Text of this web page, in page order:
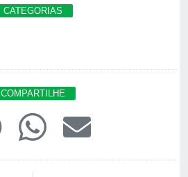
CATEGORIAS
COMPARTILHE